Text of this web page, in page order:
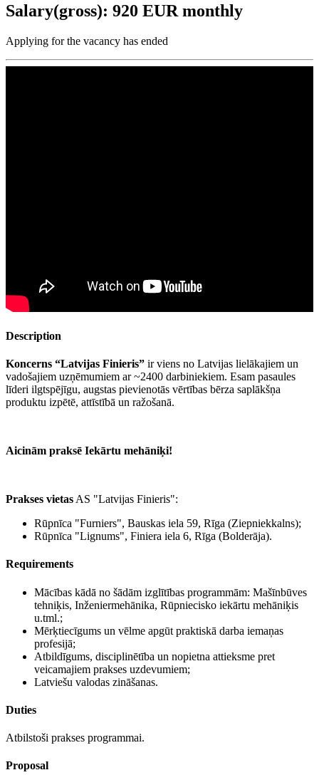
Salary(gross): 920 EUR monthly
Applying for the vacancy has ended
Description
Koncerns “Latvijas Finieris” ir viens no Latvijas lielākajiem un
vadošajiem uzņēmumiem ar ~2400 darbiniekiem. Esam pasaules
līderi ilgtspējīgu, augstas pievienotās vērtības bērza saplākšņa
produktu izpētē, attīstībā un ražošanā.
Aicinām praksē Iekārtu mehāniķi!
Prakses vietas AS "Latvijas Finieris":
Rūpnīca "Furniers", Bauskas iela 59, Rīga (Ziepniekkalns);
Rūpnīca "Lignums", Finiera iela 6, Rīga (Bolderāja).
Requirements
Mācības kādā no šādām izglītības programmām: Mašīnbūves
tehniķis, Inženiermehānika, Rūpniecisko iekārtu mehāniķis
u.tml.;
Mērķtiecīgums un vēlme apgūt praktiskā darba iemaņas
profesijā;
Atbildīgums, disciplinētība un nopietna attieksme pret
veicamajiem prakses uzdevumiem;
Latviešu valodas zināšanas.
Duties
Atbilstoši prakses programmai.
Proposal